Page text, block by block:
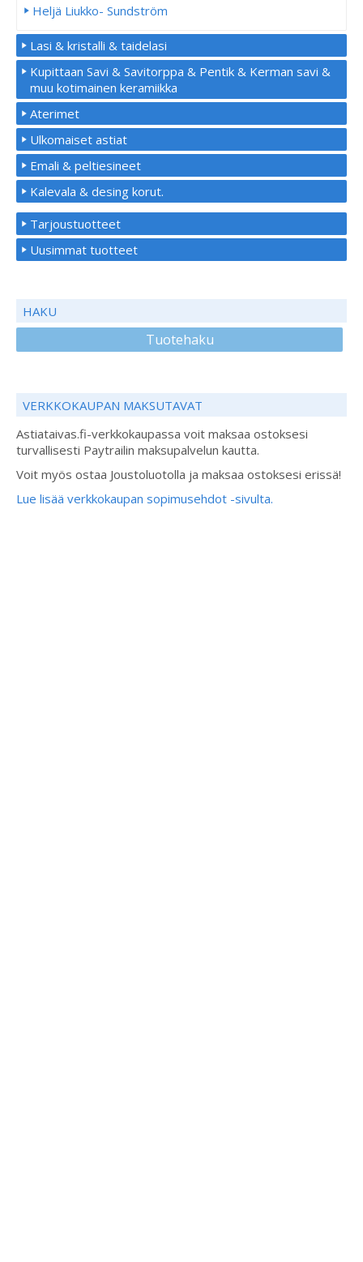
Heljä Liukko- Sundström
Lasi & kristalli & taidelasi
Kupittaan Savi & Savitorppa & Pentik & Kerman savi &
muu kotimainen keramiikka
Aterimet
Ulkomaiset astiat
Emali & peltiesineet
Kalevala & desing korut.
Tarjoustuotteet
Uusimmat tuotteet
HAKU
Tuotehaku
VERKKOKAUPAN MAKSUTAVAT
Astiataivas.fi-verkkokaupassa voit maksaa ostoksesi
turvallisesti Paytrailin maksupalvelun kautta.
Voit myös ostaa Joustoluotolla ja maksaa ostoksesi erissä!
Lue lisää verkkokaupan sopimusehdot -sivulta.